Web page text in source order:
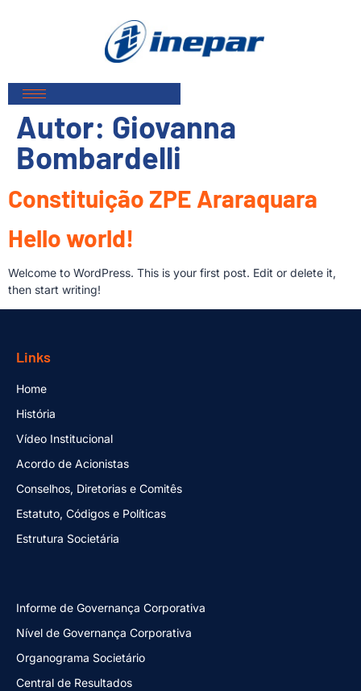
Autor: Giovanna
Bombardelli
Constituição ZPE Araraquara
Hello world!
Welcome to WordPress. This is your first post. Edit or delete it,
then start writing!
Links
Home
História
Vídeo Institucional
Acordo de Acionistas
Conselhos, Diretorias e Comitês
Estatuto, Códigos e Políticas
Estrutura Societária
Informe de Governança Corporativa
Nível de Governança Corporativa
Organograma Societário
Central de Resultados